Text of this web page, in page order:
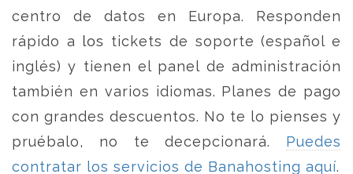
centro de datos en Europa. Responden
rápido a los tickets de soporte (español e
inglés) y tienen el panel de administración
también en varios idiomas. Planes de pago
con grandes descuentos. No te lo pienses y
pruébalo, no te decepcionará. Puedes
contratar los servicios de Banahosting aquí.